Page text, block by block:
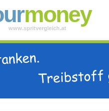
money
www.spritvergleich.at